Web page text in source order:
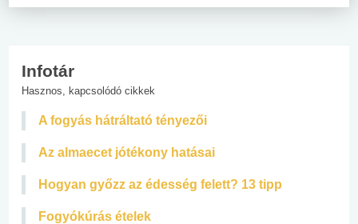
Infotár
Hasznos, kapcsolódó cikkek
A fogyás hátráltató tényezői
Az almaecet jótékony hatásai
Hogyan győzz az édesség felett? 13 tipp
Fogyókúrás ételek